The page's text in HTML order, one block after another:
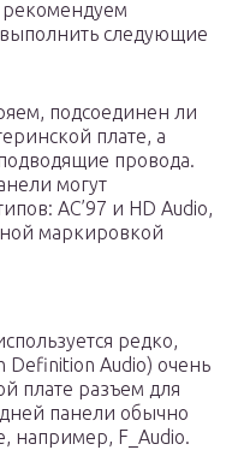
следующие
подсоединен ли
плате, а
провода.
могут
AC’97 и HD Audio,
маркировкой
редко,
Definition Audio) очень
плате разъем для
панели обычно
например, F_Audio.